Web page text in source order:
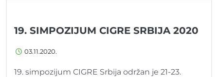
19. SIMPOZIJUM CIGRE SRBIJA 2020
03.11.2020.
19. simpozijum CIGRE Srbija održan je 21-23.